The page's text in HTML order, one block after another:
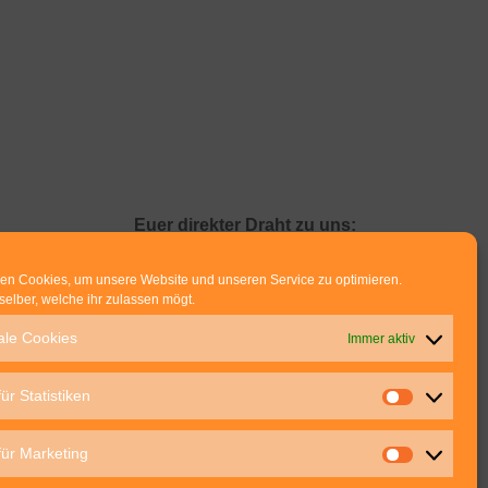
Cookies, um unsere Website und unseren Service zu optimieren.
welche ihr zulassen mögt.
Cookies Immer aktiv
Statistiken
Marketing
Euer direkter Draht zu uns:
Holderbuschweg 48
70563 Stuttgart
post@outdoor-hochgenuss.de